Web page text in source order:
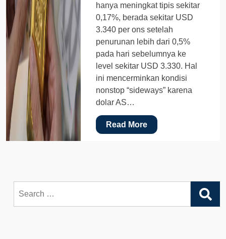
hanya meningkat tipis sekitar
0,17%, berada sekitar USD
3.340 per ons setelah
penurunan lebih dari 0,5%
pada hari sebelumnya ke
level sekitar USD 3.330. Hal
ini mencerminkan kondisi
nonstop “sideways” karena
dolar AS…
Read More
for: